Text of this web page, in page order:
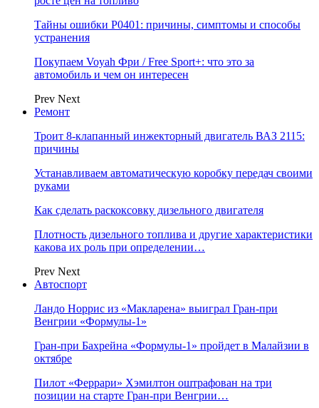
Тайны ошибки P0401: причины, симптомы и способы
устранения
Покупаем Voyah Фри / Free Sport+: что это за
автомобиль и чем он интересен
Prev Next
Ремонт
Троит 8-клапанный инжекторный двигатель ВАЗ 2115:
причины
Устанавливаем автоматическую коробку передач своими
руками
Как сделать раскоксовку дизельного двигателя
Плотность дизельного топлива и другие характеристики
какова их роль при определении…
Prev Next
Автоспорт
Ландо Норрис из «Макларена» выиграл Гран‑при
Венгрии «Формулы‑1»
Гран‑при Бахрейна «Формулы‑1» пройдет в Малайзии в
октябре
Пилот «Феррари» Хэмилтон оштрафован на три
позиции на старте Гран‑при Венгрии…